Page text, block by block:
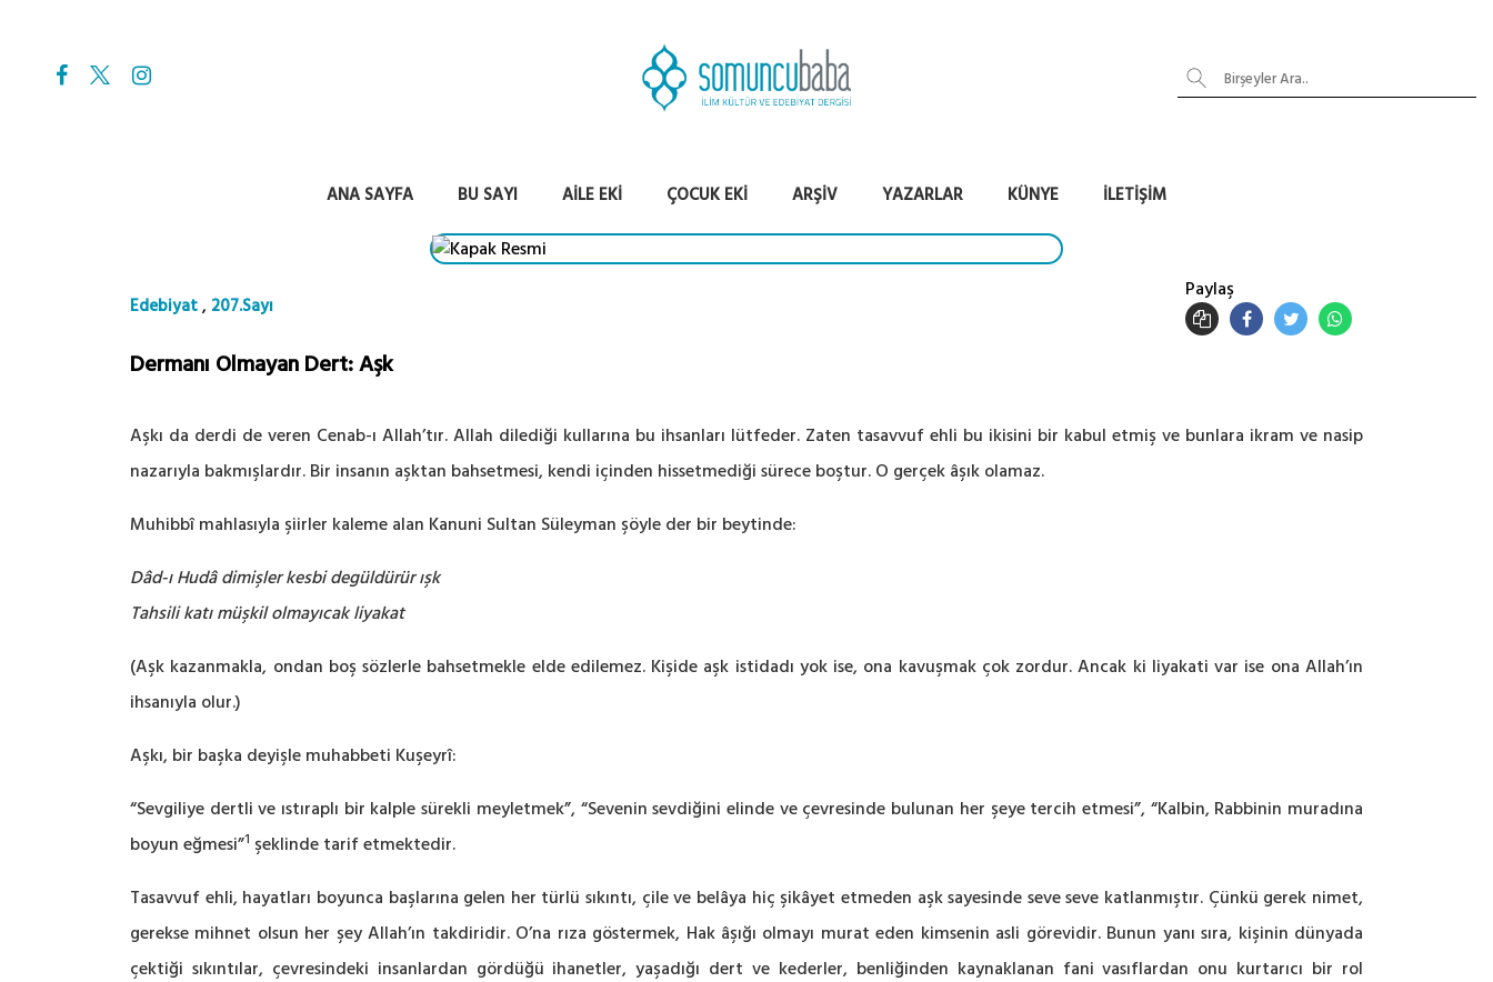
ANA SAYFA BU SAYI AILE EKI ÇOCUK EKI ARŞIV YAZARLAR KÜNYE İLETIŞIM
Edebiyat, 207.Sayı
Paylaş
Dermanı Olmayan Dert: Aşk
Aşkı da derdi de veren Cenab-ı Allah’tır. Allah dilediği kullarına bu ihsanları lütfeder. Zaten tasavvuf ehli bu ikisini bir kabul etmiş ve bunlara ikram ve nasip
nazarıyla bakmışlardır. Bir insanın aşktan bahsetmesi, kendi içinden hissetmediği sürece boştur. O gerçek âşık olamaz.
Muhibbî mahlasıyla şiirler kaleme alan Kanuni Sultan Süleyman şöyle der bir beytinde:
Dâd-ı Hudâ dimişler kesbi degüldürür ışk
Tahsili katı müşkil olmayıcak liyakat
(Aşk kazanmakla, ondan boş sözlerle bahsetmekle elde edilemez. Kişide aşk istidadı yok ise, ona kavuşmak çok zordur. Ancak ki liyakati var ise ona Allah’ın
ihsanıyla olur.)
Aşkı, bir başka deyişle muhabbeti Kuşeyrî:
“Sevgiliye dertli ve ıstıraplı bir kalple sürekli meyletmek”, “Sevenin sevdiğini elinde ve çevresinde bulunan her şeye tercih etmesi”, “Kalbin, Rabbinin muradına
boyun eğmesi”1 şeklinde tarif etmektedir.
Tasavvuf ehli, hayatları boyunca başlarına gelen her türlü sıkıntı, çile ve belâya hiç şikâyet etmeden aşk sayesinde seve seve katlanmıştır. Çünkü gerek nimet,
gerekse mihnet olsun her şey Allah’ın takdiridir. O’na rıza göstermek, Hak âşığı olmayı murat eden kimsenin asli görevidir. Bunun yanı sıra, kişinin dünyada
çektiği sıkıntılar, çevresindeki insanlardan gördüğü ihanetler, yaşadığı dert ve kederler, benliğinden kaynaklanan fani vasıflardan onu kurtarıcı bir rol